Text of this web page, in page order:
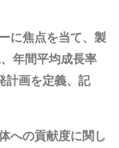
に焦点を当て、製
年間平均成長率
計画を定義、記
への貢献度に関し